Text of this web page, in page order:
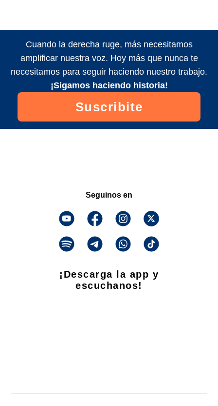
Cuando la derecha ruge, más necesitamos
amplificar nuestra voz. Hoy más que nunca te
necesitamos para seguir haciendo nuestro trabajo.
¡Sigamos haciendo historia!
Suscribite
Seguinos en
¡Descarga la app y
escuchanos!